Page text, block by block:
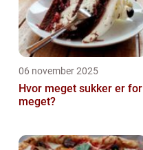
06 november 2025
Hvor meget sukker er for
meget?